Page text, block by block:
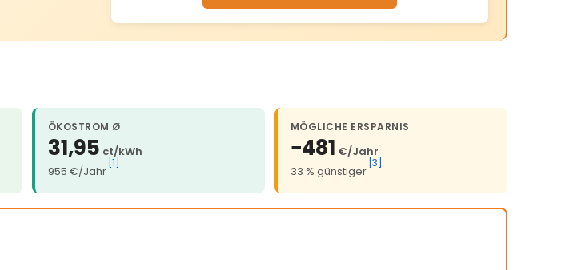
ÖKOSTROM Ø
31,95 ct/kWh
955 €/Jahr
[1]
MÖGLICHE ERSPARNIS
−481 €/Jahr
33 % günstiger
[3]